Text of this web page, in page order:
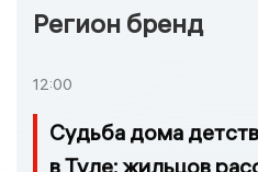
Регион бренд
12:00
Судьба дома
в Туле: жильцов